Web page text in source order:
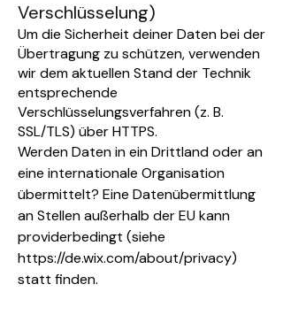
Verschlüsselung)
Um die Sicherheit deiner Daten bei der
Übertragung zu schützen, verwenden
wir dem aktuellen Stand der Technik
entsprechende
Verschlüsselungsverfahren (z. B.
SSL/TLS) über HTTPS.
Werden Daten in ein Drittland oder an
eine internationale Organisation
übermittelt? Eine Datenübermittlung
an Stellen außerhalb der EU kann
providerbedingt (siehe
https://de.wix.com/about/privacy)
statt finden.